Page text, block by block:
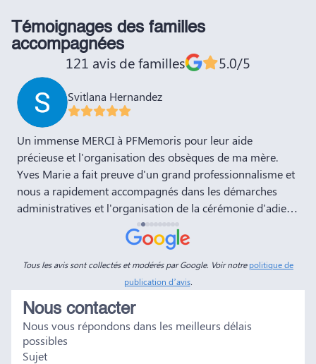
Témoignages des familles
accompagnées
121 avis de familles 5.0/5
Svitlana Hernandez
Un immense MERCI à PFMemoris pour leur aide
précieuse et l'organisation des obsèques de ma mère.
Yves Marie a fait preuve d'un grand professionnalisme et
nous a rapidement accompagnés dans les démarches
administratives et l'organisation de la cérémonie d'adieu.
Nous souhaitons à votre entreprise prospérité et succès
et la recommandons vivement à tous nos amis et
connaissances. Dans ces moments de deuil, des
personnes comme Yves Marie et Dimitry sont d'un grand
réconfort, et c'est un véritable soulagement de savoir que
tout a été fait dans les règles. Tous nos vœux de réussite à
vous et à vos futurs clients. Cordialement famille
HERNANDEZ
Tous les avis sont collectés et modérés par Google. Voir notrepolitique de
publication d’avis.
Nous contacter
Nous vous répondons dans les meilleurs délais
possibles
Sujet